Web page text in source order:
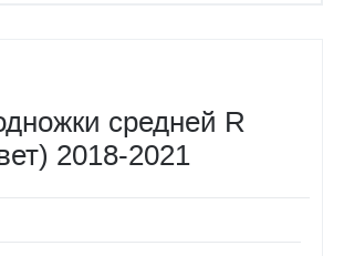
средней R
2018-2021